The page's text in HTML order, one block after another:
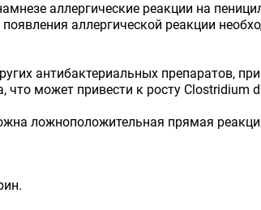
аллергические реакции на
аллергической реакции
антибактериальных препаратов,
может привести к росту
ложноположительная прямая